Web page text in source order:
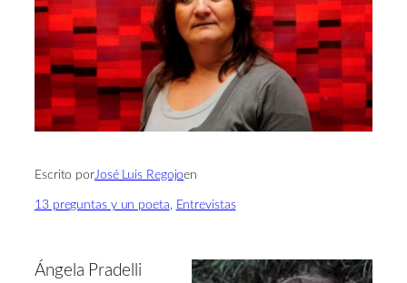
Escrito porJosé Luis Regojoen
13 preguntas y un poeta, Entrevistas
Ángela Pradelli